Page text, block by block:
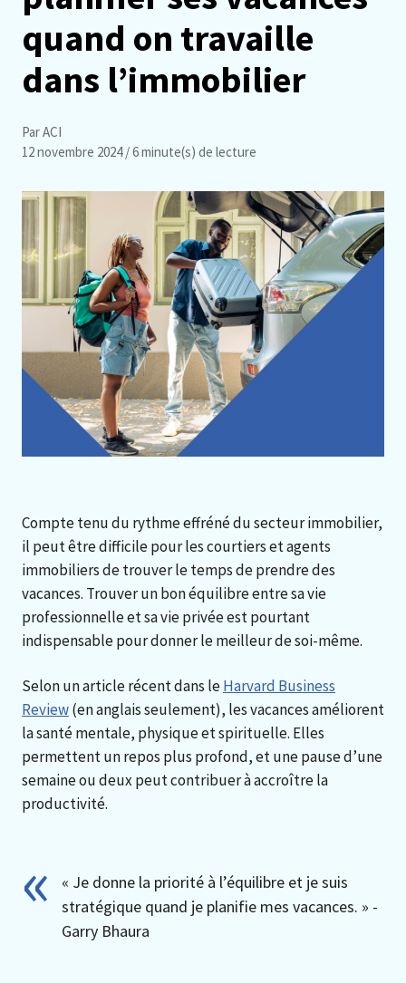
quand on travaille
dans l’immobilier
Par ACI
12 novembre 2024/ 6 minute(s) de lecture
Compte tenu du rythme effréné du secteur immobilier,
il peut être difficile pour les courtiers et agents
immobiliers de trouver le temps de prendre des
vacances. Trouver un bon équilibre entre sa vie
professionnelle et sa vie privée est pourtant
indispensable pour donner le meilleur de soi-même.
Selon un article récent dans leHarvard Business
Review(en anglais seulement), les vacances améliorent
la santé mentale, physique et spirituelle. Elles
permettent un repos plus profond, et une pause d’une
semaine ou deux peut contribuer à accroître la
productivité.
« Je donne la priorité à l’équilibre et je suis
stratégique quand je planifie mes vacances. » -
Garry Bhaura